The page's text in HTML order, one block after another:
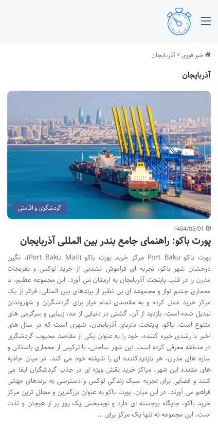
خبر فوری>آذربایجان
آذربایجان
گردشگری و اقامتی
1404/05/01
پورت باکو: راهنمای جامع بندر بین المللی آذربایجان
پورت باکو Port Baku مرکز خرید پورت باکو (Port Baku Mall)، نگین
درخشان شهر باکو، تجربه ای فراموش نشدنی از خرید لوکس و تفریحات
مدرن را در قلب پایتخت آذربایجان به ارمغان می آورد. این مجموعه عظیم، با
معماری چشم نواز و مجموعه ای بی نظیر از برندهای بین المللی، فراتر از یک
مرکز خرید عمل کرده و به مقصدی تمام عیار برای گردشگران و شهروندان
تبدیل شده است. بازدید از آن، گشتی در دنیایی از مد، زیبایی و سرگرمی های
متنوع است. باکو، پایتخت دلربای آذربایجان، شهری است که در سال های
اخیر با رشدی خیره کننده، خود را به عنوان یکی از مقاصد محبوب گردشگری
در منطقه معرفی کرده است. این شهر ساحلی، با ترکیبی از معماری باستانی و
سازه های مدرن، هر بازدیدکننده ای را شیفته خود می کند. در میان جاذبه
های متعدد این شهر، مراکز خرید نقش ویژه ای در جذب گردشگران ایفا می
کنند و فضایی برای تجربه سبک زندگی لوکس و دسترسی به برندهای جهانی
فراهم می آورند. در این میان، پورت باکو به عنوان بزرگترین و مجلل ترین مرکز
خرید باکو، جایگاه برجسته ای دارد و نویدبخش یک روز پر از هیجان و لذت
است. این مجموعه نه تنها یک مرکز برای …